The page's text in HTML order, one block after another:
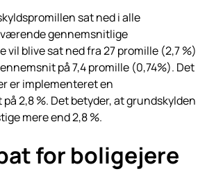
sat ned i alle
gennemsnitlige
vil blive sat ned fra 27 promille (2,7 %)
på 7,4 promille (0,74%). Det
er implementeret en
2,8 %. Det betyder, at grundskylden
mere end 2,8 %.
for boligejere